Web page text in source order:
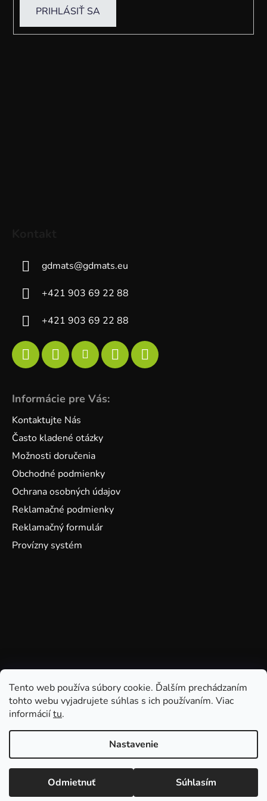
Tento web používa súbory cookie. Ďalším prechádzaním
tohto webu vyjadrujete súhlas s ich používaním. Viac
informáciítu.
Nastavenie
Odmietnuť Súhlasím
PRIHLÁSIŤ SA
gdmats@gdmats.eu
+421 903 69 22 88
+421 903 69 22 88
Informácie pre Vás:
Kontaktujte Nás
Často kladené otázky
Možnosti doručenia
Obchodné podmienky
Ochrana osobných údajov
Reklamačné podmienky
Reklamačný formulár
Provízny systém
Vytvoril Shoptet